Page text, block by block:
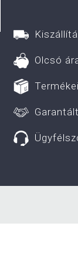
Olcsó